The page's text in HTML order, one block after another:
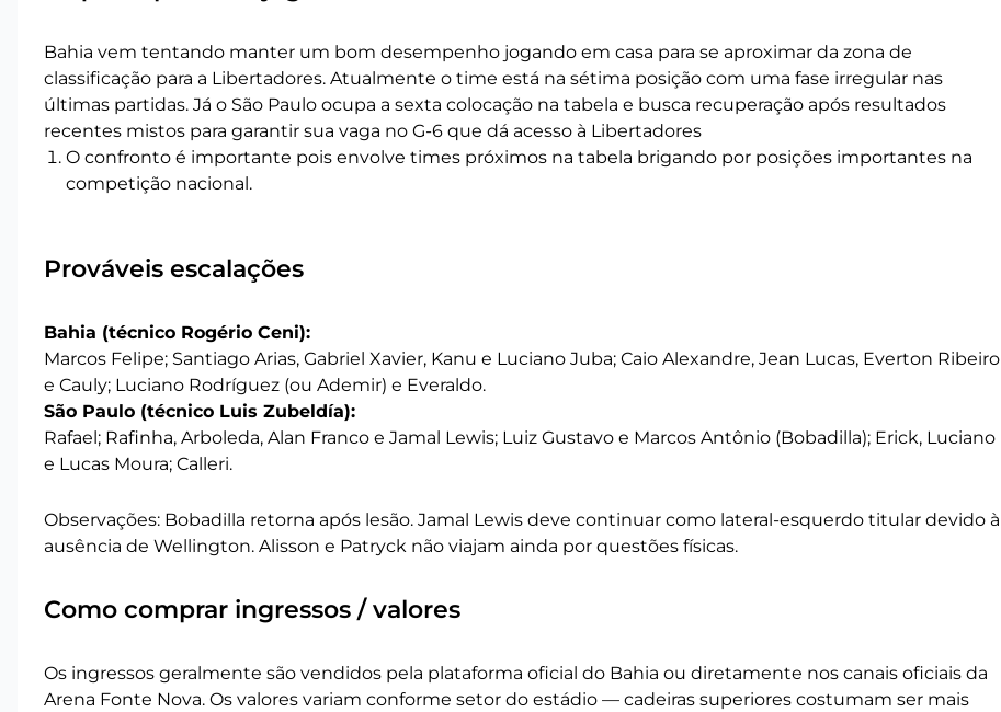
Bahia vem tentando manter um bom desempenho jogando em casa para se aproximar da zona de
classificação para a Libertadores. Atualmente o time está na sétima posição com uma fase irregular nas
últimas partidas. Já o São Paulo ocupa a sexta colocação na tabela e busca recuperação após resultados
recentes mistos para garantir sua vaga no G-6 que dá acesso à Libertadores
O confronto é importante pois envolve times próximos na tabela brigando por posições importantes na
competição nacional.
Prováveis escalações
Bahia (técnico Rogério Ceni):
Marcos Felipe; Santiago Arias, Gabriel Xavier, Kanu e Luciano Juba; Caio Alexandre, Jean Lucas, Everton Ribeiro
e Cauly; Luciano Rodríguez (ou Ademir) e Everaldo.
São Paulo (técnico Luis Zubeldía):
Rafael; Rafinha, Arboleda, Alan Franco e Jamal Lewis; Luiz Gustavo e Marcos Antônio (Bobadilla); Erick, Luciano
e Lucas Moura; Calleri.
Observações: Bobadilla retorna após lesão. Jamal Lewis deve continuar como lateral-esquerdo titular devido à
ausência de Wellington. Alisson e Patryck não viajam ainda por questões físicas.
Como comprar ingressos / valores
Os ingressos geralmente são vendidos pela plataforma oficial do Bahia ou diretamente nos canais oficiais da
Arena Fonte Nova. Os valores variam conforme setor do estádio — cadeiras superiores costumam ser mais